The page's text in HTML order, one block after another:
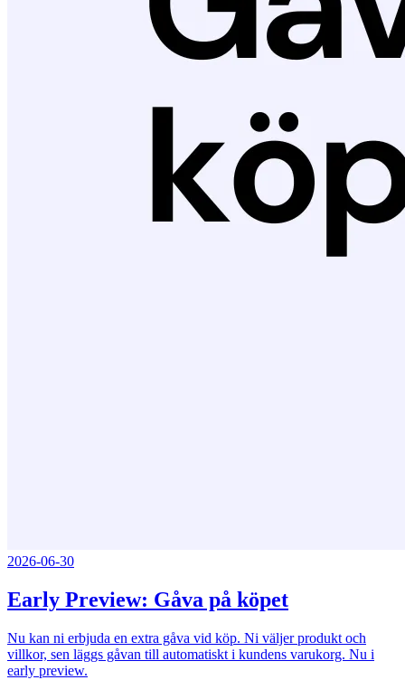
2026-06-30
Early Preview: Gåva på köpet
Nu kan ni erbjuda en extra gåva vid köp. Ni väljer produkt och
villkor, sen läggs gåvan till automatiskt i kundens varukorg. Nu i
early preview.